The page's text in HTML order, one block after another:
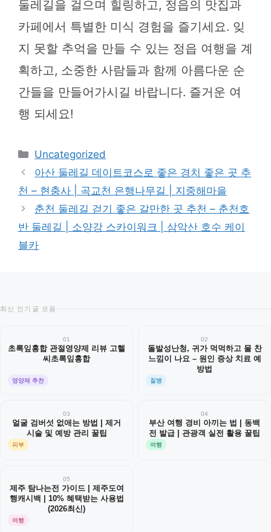
둘레길을 걸으며 힐링하고, 정읍의 맛집과
카페에서 특별한 미식 경험을 즐기세요. 잊
지 못할 추억을 만들 수 있는 정읍 여행을 계
획하고, 소중한 사람들과 함께 아름다운 순
간들을 만들어가시길 바랍니다. 즐거운 여
행 되세요!
카
테
리
Uncategorized
아산 둘레길 데이트코스로 좋은 경치 좋은 곳 추
천 – 현충사 | 곡교천 은행나무길 | 지중해마을
춘천 둘레길 걷기 좋은 갈만한 곳 추천 – 춘천호
반 둘레길 | 소양강 스카이워크 | 삼악산 호수 케이
블카
최신 인기글 모음
01
초록잎홍합 관절영양제 리뷰 고헬
씨초록잎홍합
영양제 추천
02
돌발성난청, 귀가 먹먹하고 물 찬
느낌이 나요 – 원인 증상 치료 예
방법
질병
03
얼굴 검버섯 없애는 방법 | 제거
시술 및 예방 관리 꿀팁
피부
04
부산 여행 경비 아끼는 법 | 동백
전 발급 | 관광객 실전 활용 꿀팁
여행
05
제주 탐나는전 가이드 | 제주도여
행캐시백 | 10% 혜택받는 사용법
(2026최신)
여행